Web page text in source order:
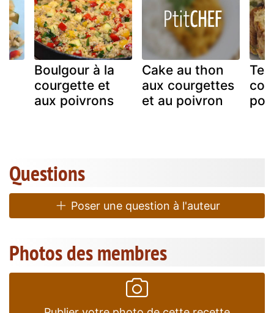
Boulgour à la
courgette et
aux poivrons
Cake au thon
aux courgettes
et au poivron
Questions
Poser une question à l'auteur
Photos des membres